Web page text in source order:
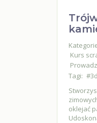
Kurs
Tagi: #3d
oklejać